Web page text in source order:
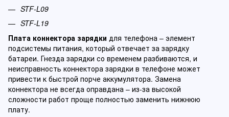
STF-L09
STF-L19
Плата коннектора зарядки для телефона – элемент
подсистемы питания, который отвечает за зарядку
батареи. Гнезда зарядки со временем разбиваются, и
неисправность коннектора зарядки в телефоне может
привести к быстрой порче аккумулятора. Замена
коннектора не всегда оправдана – из-за высокой
сложности работ проще полностью заменить нижнюю
плату.